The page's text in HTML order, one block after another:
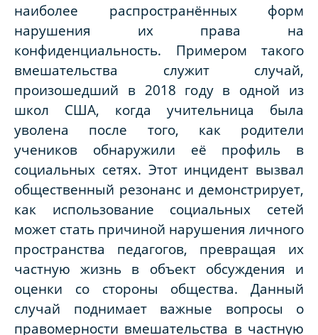
наиболее распространённых форм
нарушения их права на
конфиденциальность. Примером такого
вмешательства служит случай,
произошедший в 2018 году в одной из
школ США, когда учительница была
уволена после того, как родители
учеников обнаружили её профиль в
социальных сетях. Этот инцидент вызвал
общественный резонанс и демонстрирует,
как использование социальных сетей
может стать причиной нарушения личного
пространства педагогов, превращая их
частную жизнь в объект обсуждения и
оценки со стороны общества. Данный
случай поднимает важные вопросы о
правомерности вмешательства в частную